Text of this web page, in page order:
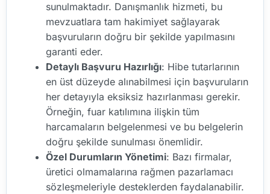
sunulmaktadır. Danışmanlık hizmeti, bu
mevzuatlara tam hakimiyet sağlayarak
başvuruların doğru bir şekilde yapılmasını
garanti eder.
Detaylı Başvuru Hazırlığı: Hibe tutarlarının
en üst düzeyde alınabilmesi için başvuruların
her detayıyla eksiksiz hazırlanması gerekir.
Örneğin, fuar katılımına ilişkin tüm
harcamaların belgelenmesi ve bu belgelerin
doğru şekilde sunulması önemlidir.
Özel Durumların Yönetimi: Bazı firmalar,
üretici olmamalarına rağmen pazarlamacı
sözleşmeleriyle desteklerden faydalanabilir.